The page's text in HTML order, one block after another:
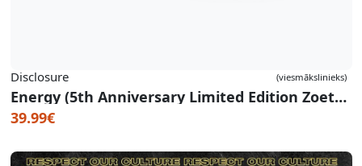
Disclosure (viesmākslinieks)
Energy (5th Anniversary Limited Edition Zoetrope Vinyl)
39.99€